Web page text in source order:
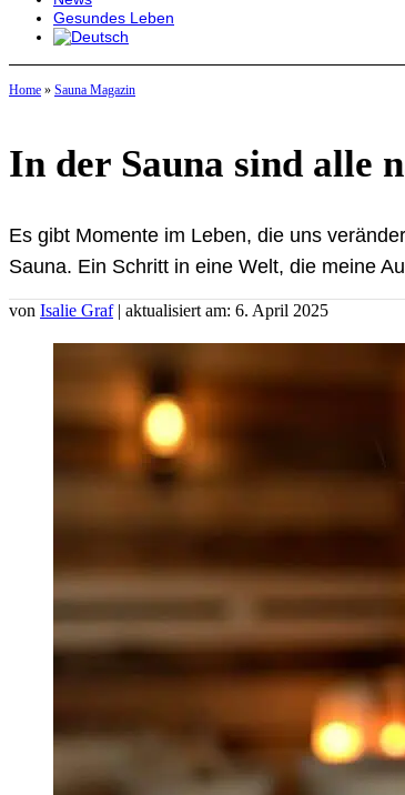
Gesundes Leben
Home » Sauna Magazin
In der Sauna sind alle
Es gibt Momente im Leben, die uns
Sauna. Ein Schritt in eine Welt, die meine
von Isalie Graf | aktualisiert am: 6. April 2025